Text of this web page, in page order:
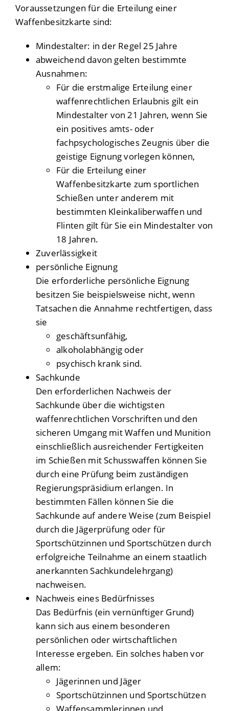
Voraussetzungen für die Erteilung einer
Waffenbesitzkarte sind:
Mindestalter: in der Regel 25 Jahre
abweichend davon gelten bestimmte
Ausnahmen:
Für die erstmalige Erteilung einer
waffenrechtlichen Erlaubnis gilt ein
Mindestalter von 21 Jahren, wenn Sie
ein positives amts- oder
fachpsychologisches Zeugnis über die
geistige Eignung vorlegen können,
Für die Erteilung einer
Waffenbesitzkarte zum sportlichen
Schießen unter anderem mit
bestimmten Kleinkaliberwaffen und
Flinten gilt für Sie ein Mindestalter von
18 Jahren.
Zuverlässigkeit
persönliche Eignung
Die erforderliche persönliche Eignung
besitzen Sie beispielsweise nicht, wenn
Tatsachen die Annahme rechtfertigen, dass
sie
geschäftsunfähig,
alkoholabhängig oder
psychisch krank sind.
Sachkunde
Den erforderlichen Nachweis der
Sachkunde über die wichtigsten
waffenrechtlichen Vorschriften und den
sicheren Umgang mit Waffen und Munition
einschließlich ausreichender Fertigkeiten
im Schießen mit Schusswaffen können Sie
durch eine Prüfung beim zuständigen
Regierungspräsidium erlangen. In
bestimmten Fällen können Sie die
Sachkunde auf andere Weise (zum Beispiel
durch die Jägerprüfung oder für
Sportschützinnen und Sportschützen durch
erfolgreiche Teilnahme an einem staatlich
anerkannten Sachkundelehrgang)
nachweisen.
Nachweis eines Bedürfnisses
Das Bedürfnis (ein vernünftiger Grund)
kann sich aus einem besonderen
persönlichen oder wirtschaftlichen
Interesse ergeben. Ein solches haben vor
allem:
Jägerinnen und Jäger
Sportschützinnen und Sportschützen